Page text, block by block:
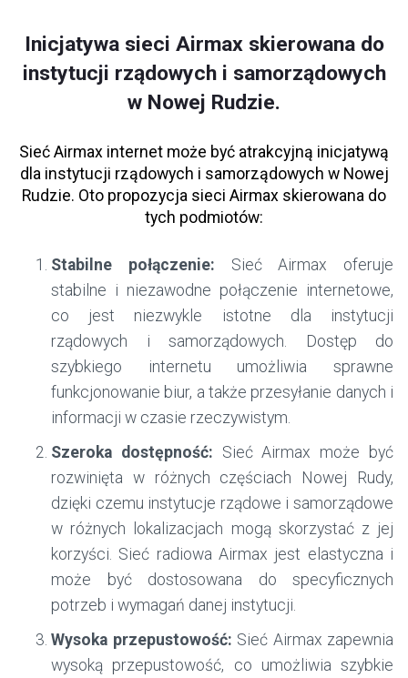
Inicjatywa sieci Airmax skierowana do
instytucji rządowych i samorządowych
w Nowej Rudzie.
Sieć Airmax internet może być atrakcyjną inicjatywą
dla instytucji rządowych i samorządowych w Nowej
Rudzie. Oto propozycja sieci Airmax skierowana do
tych podmiotów:
Stabilne połączenie: Sieć Airmax oferuje
stabilne i niezawodne połączenie internetowe,
co jest niezwykle istotne dla instytucji
rządowych i samorządowych. Dostęp do
szybkiego internetu umożliwia sprawne
funkcjonowanie biur, a także przesyłanie danych i
informacji w czasie rzeczywistym.
Szeroka dostępność: Sieć Airmax może być
rozwinięta w różnych częściach Nowej Rudy,
dzięki czemu instytucje rządowe i samorządowe
w różnych lokalizacjach mogą skorzystać z jej
korzyści. Sieć radiowa Airmax jest elastyczna i
może być dostosowana do specyficznych
potrzeb i wymagań danej instytucji.
Wysoka przepustowość: Sieć Airmax zapewnia
wysoką przepustowość, co umożliwia szybkie